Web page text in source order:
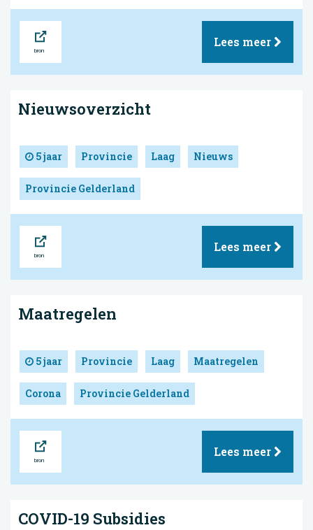
Lees meer
Nieuwsoverzicht
5 jaar Provincie Laag Nieuws
Provincie Gelderland
Lees meer
Maatregelen
5 jaar Provincie Laag Maatregelen
Corona Provincie Gelderland
Lees meer
COVID-19 Subsidies